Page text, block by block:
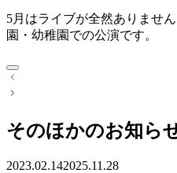
5月はライブが全然ありませ
園・幼稚園での公演です。
投
稿
ビ
ゲ
ー
そのほかのお知ら
2023.02.142025.11.28